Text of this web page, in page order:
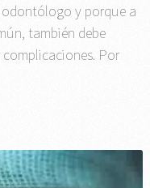
odontólogo y porque a
también debe
Por